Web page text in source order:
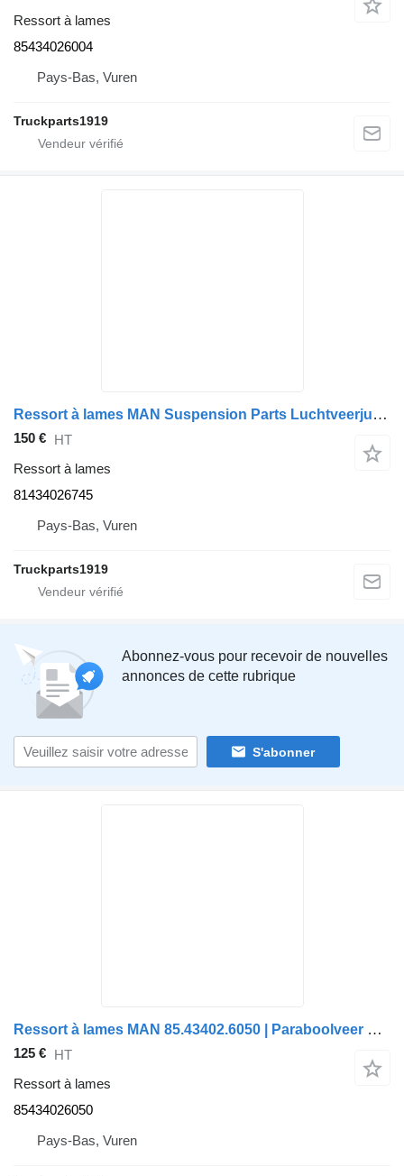
Ressort à lames
85434026004
Pays-Bas, Vuren
Truckparts1919
Ressort à lames MAN Suspension Parts Luchtveerjuk Li. TGL 81434026745 pour camion
150 € HT
Ressort à lames
81434026745
Pays-Bas, Vuren
Truckparts1919
Abonnez-vous pour recevoir de nouvelles
annonces de cette rubrique
S'abonner
Ressort à lames MAN 85.43402.6050 | Paraboolveer TGL 85434026050 pour camion
125 € HT
Ressort à lames
85434026050
Pays-Bas, Vuren